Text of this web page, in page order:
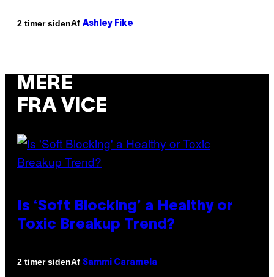
2 timer sidenAf Ashley Fike
MERE
FRA VICE
Is ‘Soft Blocking’ a Healthy or
Toxic Breakup Trend?
2 timer sidenAf Sammi Caramela